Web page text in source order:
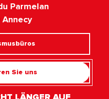
Parmelan
Sie uns